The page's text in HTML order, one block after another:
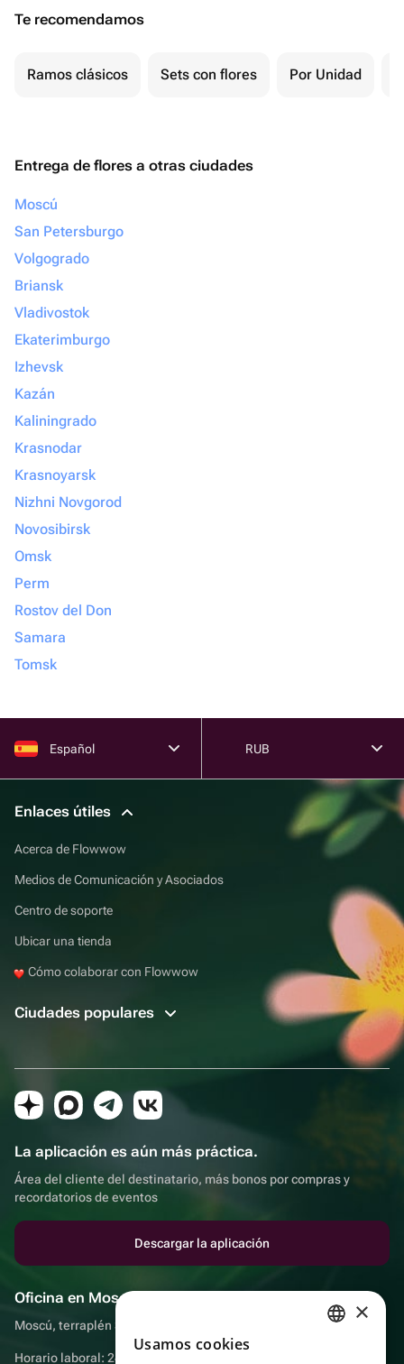
Te recomendamos
Ramos clásicos Sets con flores Por Unidad
Entrega de flores a otras ciudades
Moscú
San Petersburgo
Volgogrado
Briansk
Vladivostok
Ekaterimburgo
Izhevsk
Kazán
Kaliningrado
Krasnodar
Krasnoyarsk
Nizhni Novgorod
Novosibirsk
Omsk
Perm
Rostov del Don
Samara
Tomsk
Español RUB
Enlaces útiles
Acerca de Flowwow
Medios de Comunicación y Asociados
Centro de soporte
Ubicar una tienda
Cómo colaborar con Flowwow
Ciudades populares
La aplicación es aún más práctica.
Área del cliente del destinatario, más bonos por compras y
recordatorios de eventos
Descargar la aplicación
Oficina en Moscú
Moscú, terraplén Sadovnicheskaya, 9, sala 2/3
Horario laboral: 24 horas
×
Usamos cookies